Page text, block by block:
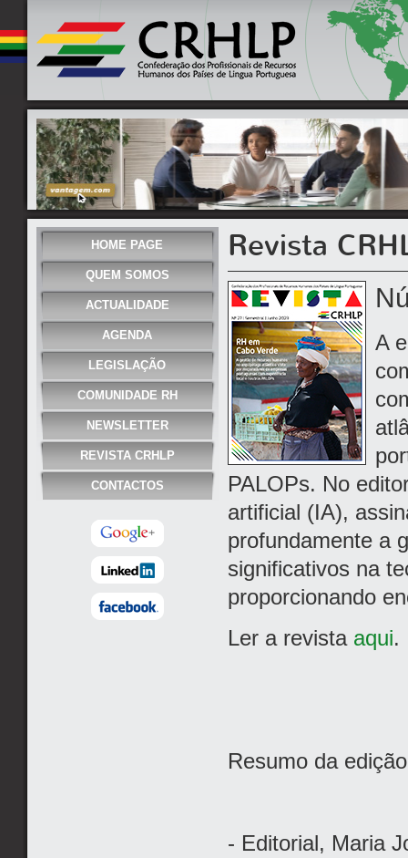
HOME PAGE
QUEM SOMOS
ACTUALIDADE
AGENDA
LEGISLAÇÃO
COMUNIDADE RH
NEWSLETTER
REVISTA CRHLP
CONTACTOS
Revista
A
PALOPs. No
artificial (IA),
profundamente a
significativos na
proporcionando
Ler a revista aqui
Resumo da edição
- Editorial, Maria